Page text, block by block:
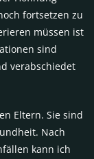
fortsetzen zu
müssen ist
sind
verabschiedet
Eltern. Sie sind
Nach
kann ich